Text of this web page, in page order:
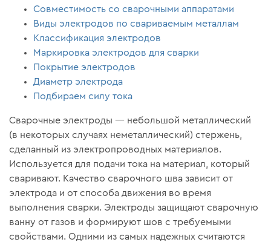
Совместимость со сварочными аппаратами
Виды электродов по свариваемым металлам
Классификация электродов
Маркировка электродов для сварки
Покрытие электродов
Диаметр электрода
Подбираем силу тока
Сварочные электроды — небольшой металлический
(в некоторых случаях неметаллический) стержень,
сделанный из электропроводных материалов.
Используется для подачи тока на материал, который
сваривают. Качество сварочного шва зависит от
электрода и от способа движения во время
выполнения сварки. Электроды защищают сварочную
ванну от газов и формируют шов с требуемыми
свойствами. Одними из самых надежных считаются